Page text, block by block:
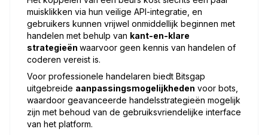
muisklikken via hun veilige API-integratie, en
gebruikers kunnen vrijwel onmiddellijk beginnen met
handelen met behulp van kant-en-klare
strategieën waarvoor geen kennis van handelen of
coderen vereist is.
Voor professionele handelaren biedt Bitsgap
uitgebreide aanpassingsmogelijkheden voor bots,
waardoor geavanceerde handelsstrategieën mogelijk
zijn met behoud van de gebruiksvriendelijke interface
van het platform.